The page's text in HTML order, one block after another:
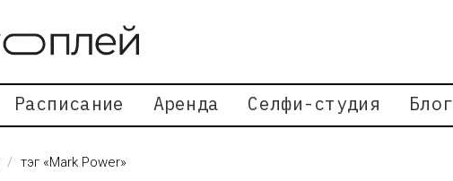
Расписание Аренда Селфи-студия Блог
тэг «Mark Power»